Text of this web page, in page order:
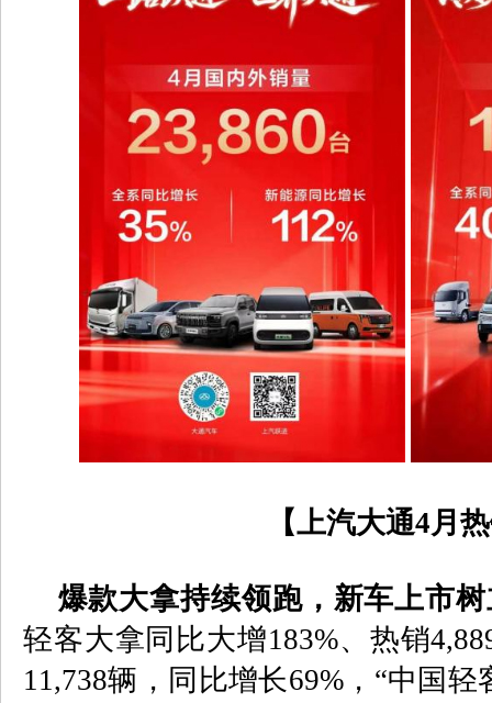
【上汽大通4月
爆款大拿持续领跑，新车上市树
轻客大拿同比大增183%、热销
11,738辆，同比增长69%，“中国轻